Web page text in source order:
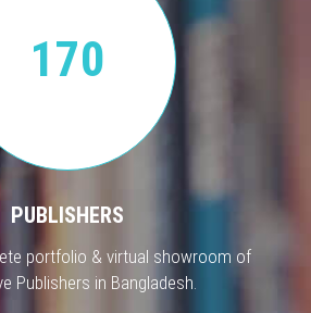
170
PUBLISHERS
portfolio & virtual showroom of
Publishers in Bangladesh.